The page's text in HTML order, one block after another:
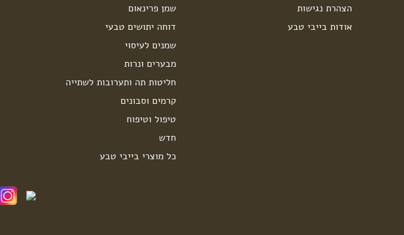
הצהרת נגישות
אודות בייבי טבע
שמן פרינאום
דוחה יתושים טבעי
שמנים לעיסוי
מבערים ונרות
חליטות תה ותערובות לשתייה
קרמים וסבונים
טיפול וטיפוח
חדש
כל מוצרי בייבי טבע